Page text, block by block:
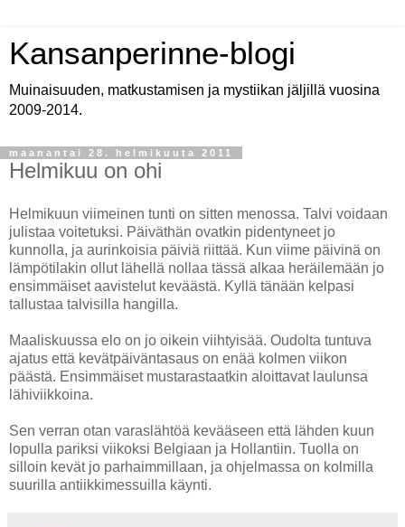
Kansanperinne-blogi
Muinaisuuden, matkustamisen ja mystiikan jäljillä vuosina
2009-2014.
maanantai 28. helmikuuta 2011
Helmikuu on ohi
Helmikuun viimeinen tunti on sitten menossa. Talvi voidaan
julistaa voitetuksi. Päiväthän ovatkin pidentyneet jo
kunnolla, ja aurinkoisia päiviä riittää. Kun viime päivinä on
lämpötilakin ollut lähellä nollaa tässä alkaa heräilemään jo
ensimmäiset aavistelut keväästä. Kyllä tänään kelpasi
tallustaa talvisilla hangilla.
Maaliskuussa elo on jo oikein viihtyisää. Oudolta tuntuva
ajatus että kevätpäiväntasaus on enää kolmen viikon
päästä. Ensimmäiset mustarastaatkin aloittavat laulunsa
lähiviikkoina.
Sen verran otan varaslähtöä kevääseen että lähden kuun
lopulla pariksi viikoksi Belgiaan ja Hollantiin. Tuolla on
silloin kevät jo parhaimmillaan, ja ohjelmassa on kolmilla
suurilla antiikkimessuilla käynti.